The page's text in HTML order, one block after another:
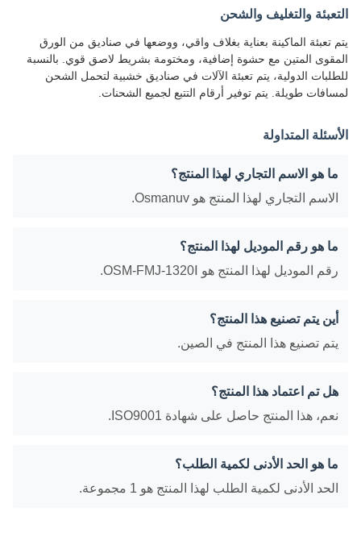
التعبئة والتغليف والشحن
يتم تعبئة الماكينة بعناية بغلاف واقي، ووضعها في صناديق من الورق
المقوى المتين مع حشوة إضافية، ومختومة بشريط لاصق قوي. بالنسبة
للطلبات الدولية، يتم تعبئة الآلات في صناديق خشبية لتحمل الشحن
لمسافات طويلة. يتم توفير أرقام التتبع لجميع الشحنات.
الأسئلة المتداولة
ما هو الاسم التجاري لهذا المنتج؟
الاسم التجاري لهذا المنتج هو Osmanuv.
ما هو رقم الموديل لهذا المنتج؟
رقم الموديل لهذا المنتج هو OSM-FMJ-1320Ⅰ.
أين يتم تصنيع هذا المنتج؟
يتم تصنيع هذا المنتج في الصين.
هل تم اعتماد هذا المنتج؟
نعم، هذا المنتج حاصل على شهادة ISO9001.
ما هو الحد الأدنى لكمية الطلب؟
الحد الأدنى لكمية الطلب لهذا المنتج هو 1 مجموعة.